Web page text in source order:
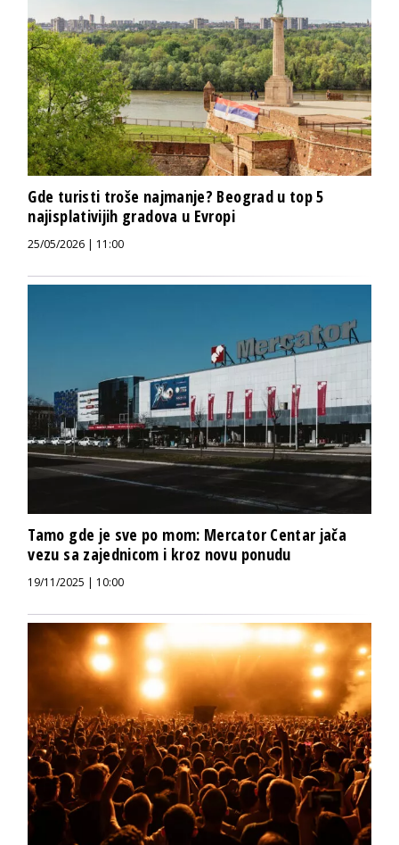
Gde turisti troše najmanje? Beograd u top 5
najisplativijih gradova u Evropi
25/05/2026 | 11:00
Tamo gde je sve po mom: Mercator Centar jača
vezu sa zajednicom i kroz novu ponudu
19/11/2025 | 10:00